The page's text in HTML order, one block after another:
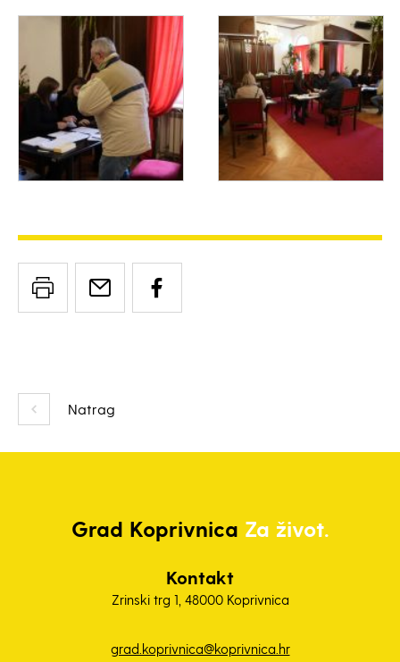
Natrag
Grad Koprivnica Za život.
Kontakt
Zrinski trg 1, 48000 Koprivnica
grad.koprivnica@koprivnica.hr